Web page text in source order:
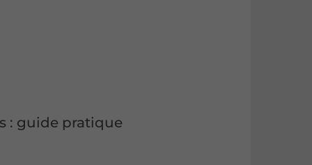
: guide pratique